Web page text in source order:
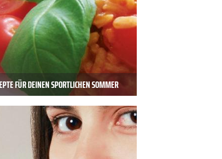
FÜR DEINEN SPORTLICHEN SOMMER